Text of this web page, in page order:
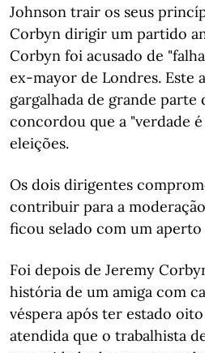
Johnson trair os seus
Corbyn dirigir um partido
Corbyn foi acusado de
ex-mayor de Londres. Este
gargalhada de grande
concordou que a "verdade
eleições.
Os dois dirigentes
contribuir para a
ficou selado com um aperto
Foi depois de Jeremy
história de um amiga com
véspera após ter estado
atendida que o trabalhista